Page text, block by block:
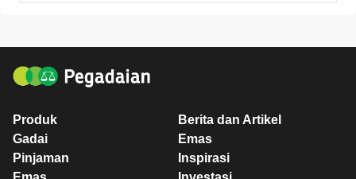
Produk
Gadai
Pinjaman
Berita dan Artikel
Emas
Inspirasi